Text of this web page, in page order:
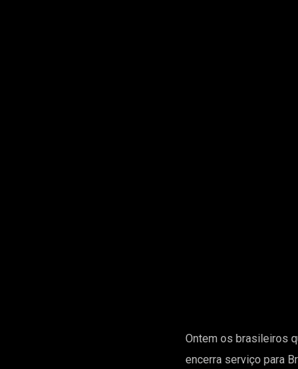
Ontem os brasileiros
encerra serviço para